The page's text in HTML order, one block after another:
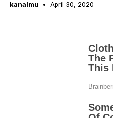
kanalmu April 30, 2020